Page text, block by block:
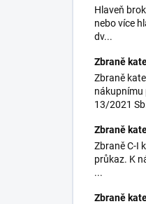
Hlaveň
nebo více
dv...
Zbraně
Zbraně
nákupnímu
13/2021
Zbraně
Zbraně C-I
průkaz. K
...
Zbraně